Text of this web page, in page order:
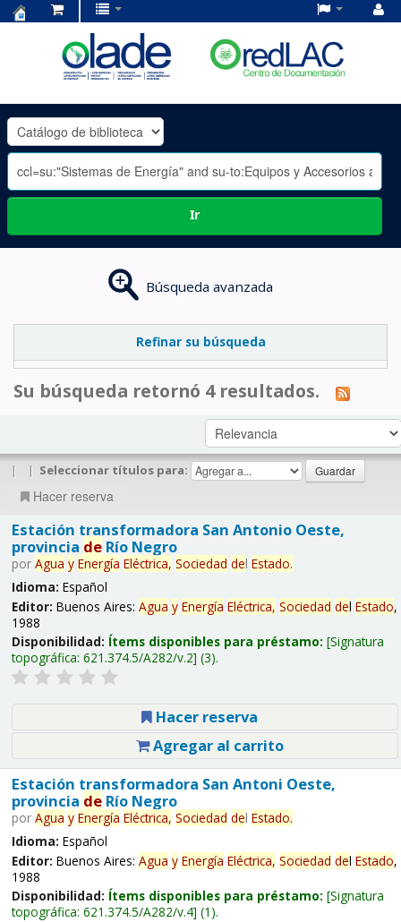
OLADE
-
Ir
Búsqueda avanzada
Refinar su búsqueda
Su búsqueda retornó 4 resultados.
| | Seleccionar títulos para:
Hacer reserva
Estación transformadora San Antonio Oeste,
provincia deRío Negro
por Agua y Energía Eléctrica, Sociedad del Estado.
Idioma: Español
Editor: Buenos Aires: Agua y Energía Eléctrica, Sociedad del Estado,
1988
Disponibilidad: Ítems disponibles para préstamo: Signatura
topográfica: 621.374.5/A282/v.2 (3).
Hacer reserva
Agregar al carrito
Estación transformadora San Antoni Oeste,
provincia deRío Negro
por Agua y Energía Eléctrica, Sociedad del Estado.
Idioma: Español
Editor: Buenos Aires: Agua y Energía Eléctrica, Sociedad del Estado,
1988
Disponibilidad: Ítems disponibles para préstamo: Signatura
topográfica: 621.374.5/A282/v.4 (1).